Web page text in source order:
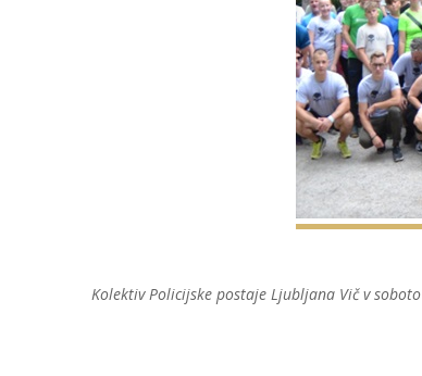
Kolektiv Policijske postaje Ljubljana Vič v soboto